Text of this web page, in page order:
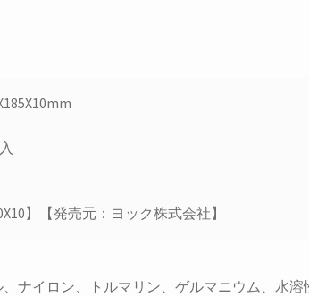
】【発売元：ヨック株式会社】
ナイロン、トルマリン、ゲルマニウム、水溶